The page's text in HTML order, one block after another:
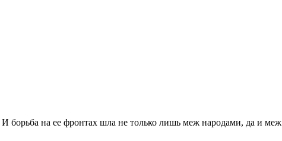
борьба на ее фронтах шла не только лишь меж народами, да и меж